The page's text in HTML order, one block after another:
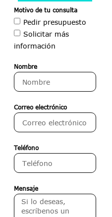
Motivo de tu consulta
Pedir presupuesto
Solicitar más
información
Nombre
Correo electrónico
Teléfono
Mensaje